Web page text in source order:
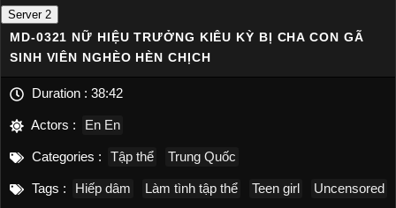
Server 2
MD-0321 NỮ HIỆU TRƯỞNG KIÊU KỲ BỊ CHA CON GÃ
SINH VIÊN NGHÈO HÈN CHỊCH
Duration : 38:42
Actors : En En
Categories : Tập thể Trung Quốc
Tags : Hiếp dâm Làm tình tập thể Teen girl Uncensored